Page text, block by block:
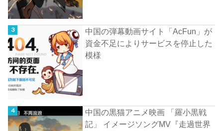
中国の弾幕動画サイト「AcFun」が
資金不足によりサービスを停止した
模様
中国の黒猫アニメ映画 「羅小黒戦
記」 イメージソングMV『走過世界